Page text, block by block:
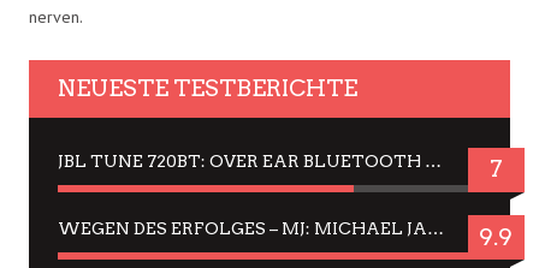
nerven.
NEUESTE TESTBERICHTE
JBL TUNE 720BT: OVER EAR BLUETOOTH KOPFHÖRER UM DIE 50,-€ IM DAUER-TEST 7
WEGEN DES ERFOLGES – MJ: MICHAEL JACKSON MUSICAL IN EINER MATINEE SEHEN 9.9